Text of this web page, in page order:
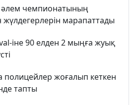
әлем чемпионатының
марапаттады
іне 90 елден 2 мыңға жуық
жоғалып кеткен
тапты